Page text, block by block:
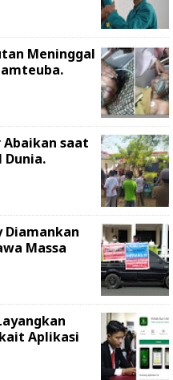
Meninggal
Abaikan saat
Dunia.
Diamankan
Massa
Aplikasi